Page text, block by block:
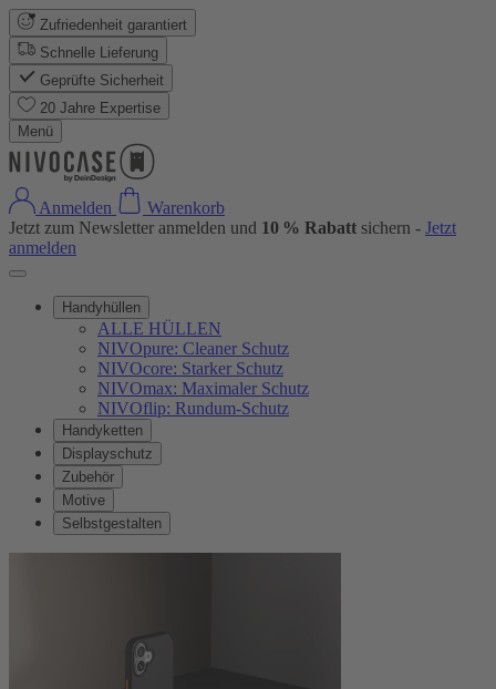
Zufriedenheit garantiert
Schnelle Lieferung
Geprüfte Sicherheit
20 Jahre Expertise
Menü
Anmelden
Warenkorb
Jetzt zum Newsletter anmelden und 10 % Rabatt sichern - Jetzt
anmelden
Handyhüllen
ALLE HÜLLEN
NIVOpure: Cleaner Schutz
NIVOcore: Starker Schutz
NIVOmax: Maximaler Schutz
NIVOflip: Rundum-Schutz
Handyketten
Displayschutz
Zubehör
Motive
Selbstgestalten